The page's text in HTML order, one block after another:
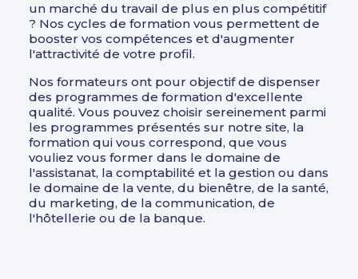
un marché du travail de plus en plus compétitif
? Nos cycles de formation vous permettent de
booster vos compétences et d'augmenter
l'attractivité de votre profil.
Nos formateurs ont pour objectif de dispenser
des programmes de formation d'excellente
qualité. Vous pouvez choisir sereinement parmi
les programmes présentés sur notre site, la
formation qui vous correspond, que vous
vouliez vous former dans le domaine de
l'assistanat, la comptabilité et la gestion ou dans
le domaine de la vente, du bienêtre, de la santé,
du marketing, de la communication, de
l'hôtellerie ou de la banque.